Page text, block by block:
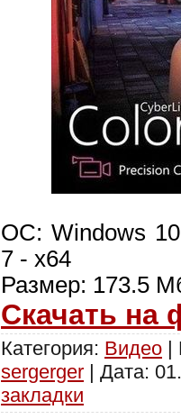
ОС: Windows
7 - x64
Размер: 173.5
Скачать на
Категория: Видео |
sergerger | Дата:
закладки